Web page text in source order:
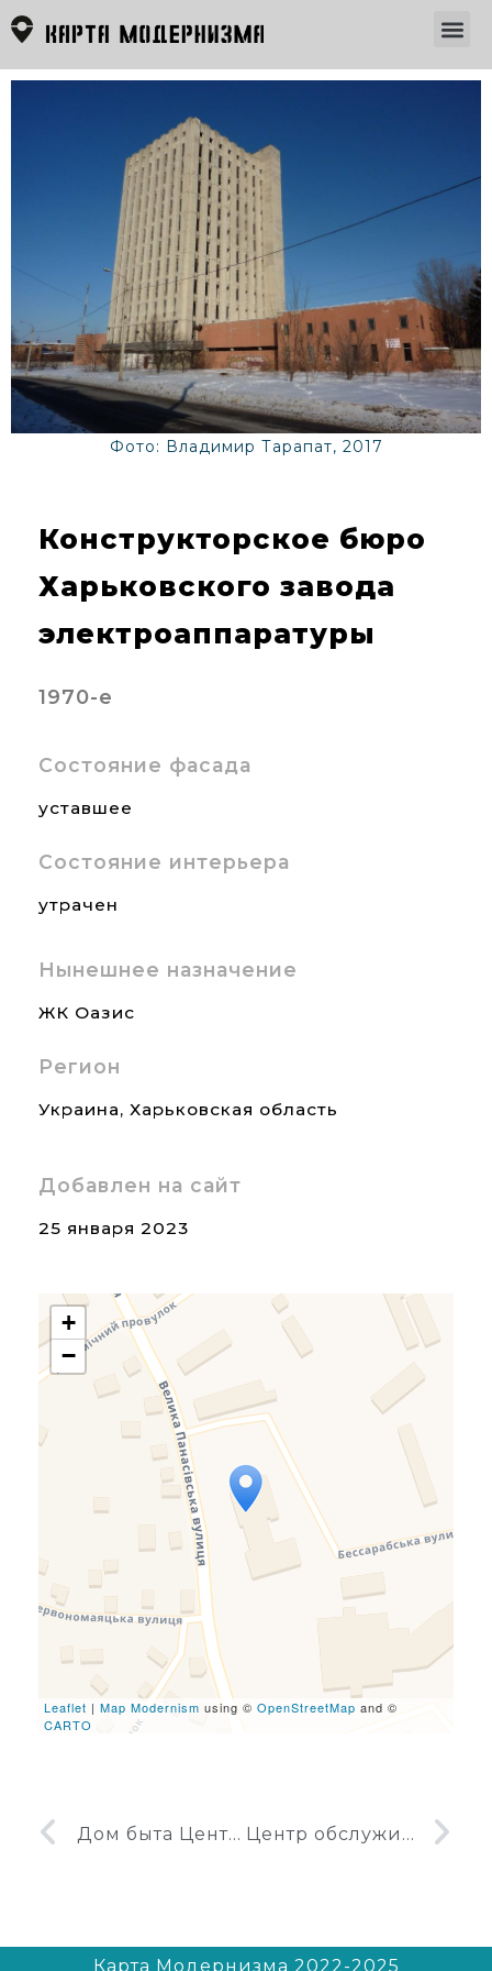
Фото: Владимир Тарапат, 2017
Конструкторское бюро
Харьковского завода
электроаппаратуры
1970-е
Состояние фасада
уставшее
Состояние интерьера
утрачен
Нынешнее назначение
ЖК Оазис
Регион
Украина, Харьковская область
Добавлен на сайт
25 января 2023
Travelers' Map is loading...
If you see this after your
page is loaded completely,
leafletJS files are missing.
+
−
Leaflet | Map Modernism using © OpenStreetMap and ©
CARTO
Дом быта Центральный в Харькове Центр обслуживания ЕС ЭВМ
Карта Модернизма 2022-2025